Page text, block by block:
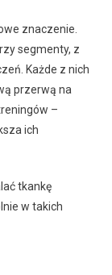
znaczenie.
segmenty, z
Każde z nich
przerwą na
–
ich
tkankę
w takich